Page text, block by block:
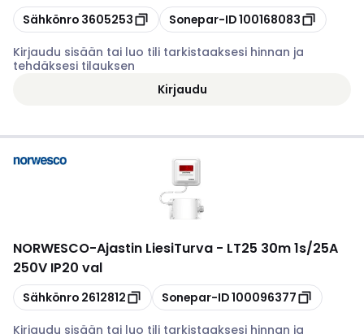
Kopioi
Sähkönro 3605253 Kopioi
Sonepar-ID100168083
Kirjaudu sisään tai luo tili tarkistaaksesi hinnan ja
tehdäksesi tilauksen
Kirjaudu
NORWESCO-Ajastin LiesiTurva - LT25 30m 1s/25A
250V IP20 val
Kopioi
Sähkönro 2612812 Kopioi
Sonepar-ID100096377
Kirjaudu sisään tai luo tili tarkistaaksesi hinnan ja